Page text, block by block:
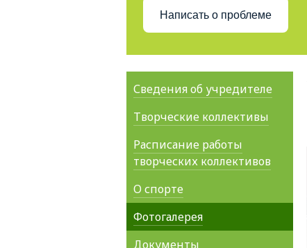
Написать о проблеме
Сведения об учредителе
Творческие коллективы
Расписание работы
творческих коллективов
О спорте
Фотогалерея
Документы